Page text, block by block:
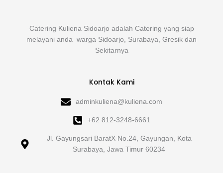
Catering Kuliena Sidoarjo adalah Catering yang siap
melayani anda warga Sidoarjo, Surabaya, Gresik dan
Sekitarnya
Kontak Kami
adminkuliena@kuliena.com
+62 812-3248-6661
Jl. Gayungsari BaratX No.24, Gayungan, Kota
Surabaya, Jawa Timur 60234